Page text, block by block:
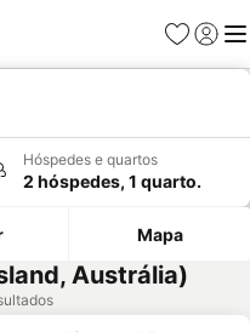
Favoritos
Iniciar
Hóspedes e quartos
2 hóspedes, 1 quarto.
Mapa
Austrália)